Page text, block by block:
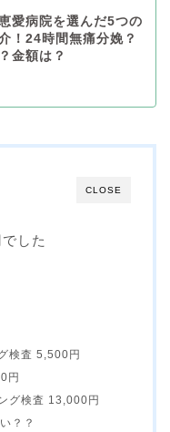
愛病院を選んだ5つの
！24時間無痛分娩？
金額は？
CLOSE
した
検査 5,500円
円
グ検査 13,000円
？？